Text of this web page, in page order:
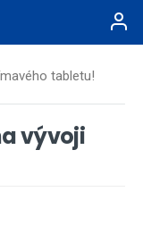
tabletu!
vývoji